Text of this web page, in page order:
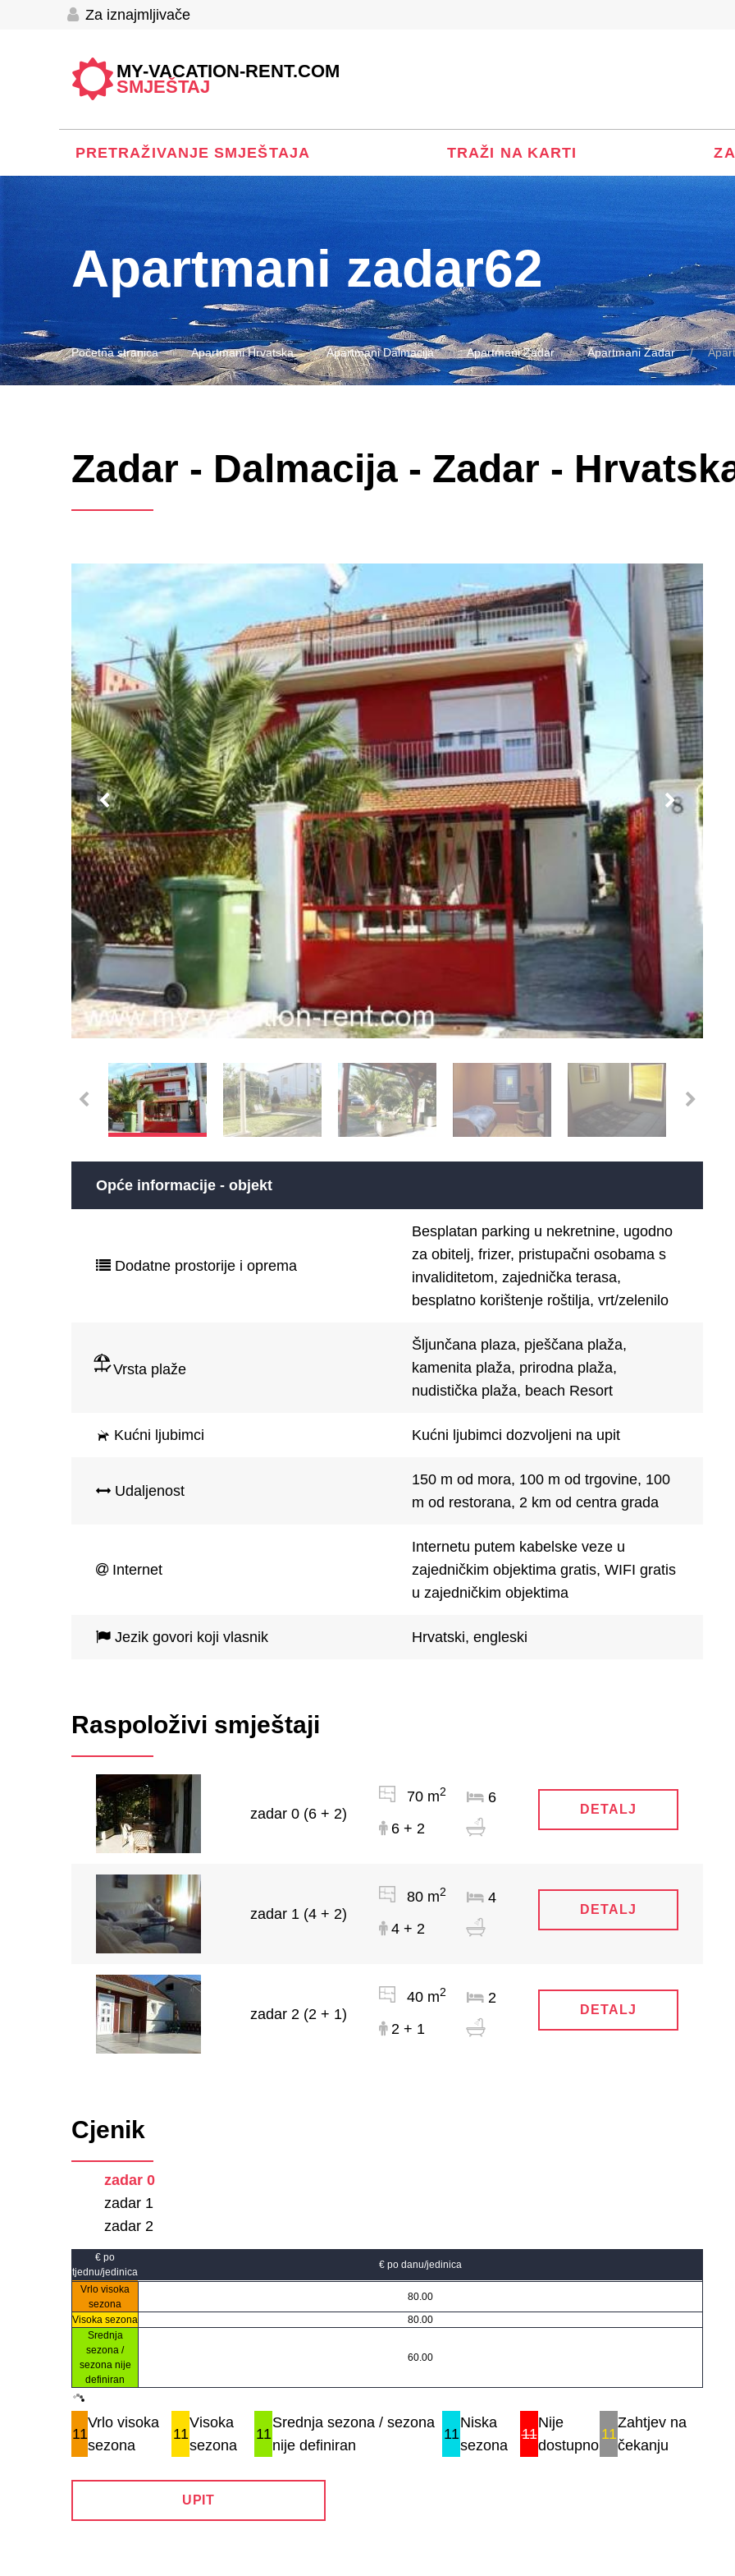
Za iznajmljivače
MY-VACATION-RENT.COM
SMJEŠTAJ
PRETRAŽIVANJE SMJEŠTAJA TRAŽI NA KARTI
Apartmani zadar62
Početna stranica Apartmani Hrvatska Apartmani Dalmacija Apartmani Zadar Apartmani Zadar
Zadar - Dalmacija - Zadar -
Opće informacije - objekt
Dodatne prostorije i oprema
Besplatan parking u nekretnine, ugodno
za obitelj, frizer, pristupačni osobama s
invaliditetom, zajednička terasa,
besplatno korištenje roštilja, vrt/zelenilo
Vrsta plaže
Šljunčana plaza, pješčana plaža,
kamenita plaža, prirodna plaža,
nudistička plaža, beach Resort
Kućni ljubimci Kućni ljubimci dozvoljeni na upit
Udaljenost
150 m od mora, 100 m od trgovine, 100
m od restorana, 2 km od centra grada
Internet
Internetu putem kabelske veze u
zajedničkim objektima gratis, WIFI gratis
u zajedničkim objektima
Jezik govori koji vlasnik Hrvatski, engleski
Raspoloživi smještaji
zadar 0 (6 + 2)
70 m2
6 + 2
6
DETALJ
zadar 1 (4 + 2)
80 m2
4 + 2
4
DETALJ
zadar 2 (2 + 1)
40 m2
2 + 1
2
DETALJ
Cjenik
zadar 0
zadar 1
zadar 2
€ po
tjednu/jedinica
€ po danu/jedinica
Vrlo visoka
sezona
80.00
Visoka sezona
80.00
Srednja
sezona /
sezona nije
definiran
60.00
11
Vrlo visoka
sezona
11
Visoka
sezona
11
Srednja sezona / sezona
nije definiran
11
Niska
sezona
11
Nije
dostupno
11
Zahtjev na
čekanju
UPIT